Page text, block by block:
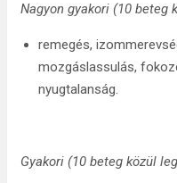
Nagyon gyakori (10
remegés,
mozgáslassulás,
nyugtalanság.
Gyakori (10 beteg közül